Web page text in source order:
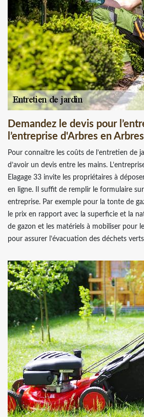
Demandez le devis pour
l’entreprise d'Arbres en
Pour connaitre les coûts de l’entretien de
d’avoir un devis entre les mains.
Elagage 33 invite les propriétaires à
en ligne. Il suffit de remplir le formulaire
entreprise. Par exemple pour la tonte de
le prix en rapport avec la superficie et la
de gazon et les matériels à mobiliser pour
pour assurer l’évacuation des déchets